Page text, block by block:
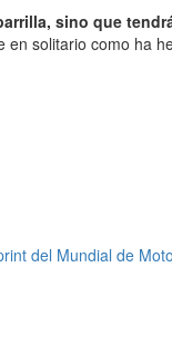
sino que
solitario como ha
del Mundial de